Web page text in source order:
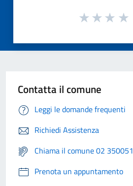
Contatta il comune
Leggi le domande frequenti
Richiedi Assistenza
Chiama il comune 02 350051
Prenota un appuntamento